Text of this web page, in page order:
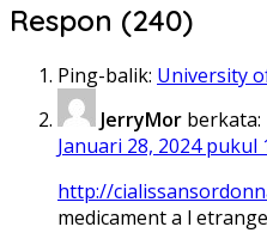
Respon (240)
Ping-balik: University
JerryMor berkata:
Januari 28, 2024 pukul
http://
medicament a l